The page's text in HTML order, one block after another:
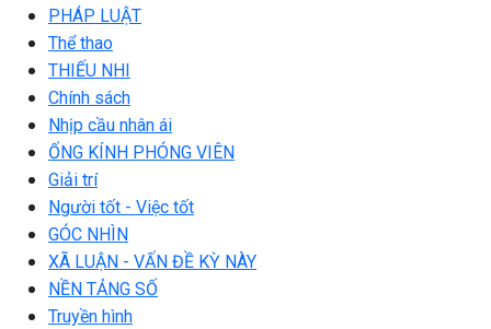
PHÁP LUẬT
Thể thao
THIẾU NHI
Chính sách
Nhịp cầu nhân ái
ỐNG KÍNH PHÓNG VIÊN
Giải trí
Người tốt - Việc tốt
GÓC NHÌN
XÃ LUẬN - VẤN ĐỀ KỲ NÀY
NỀN TẢNG SỐ
Truyền hình